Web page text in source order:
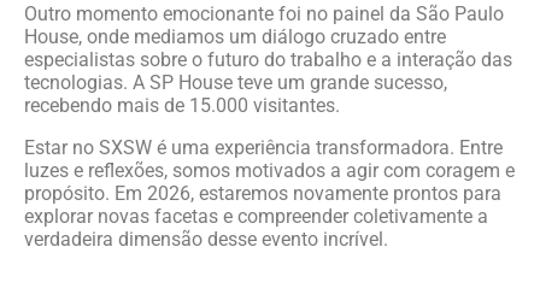
Outro momento emocionante foi no painel da São Paulo
House, onde mediamos um diálogo cruzado entre
especialistas sobre o futuro do trabalho e a interação das
tecnologias. A SP House teve um grande sucesso,
recebendo mais de 15.000 visitantes.
Estar no SXSW é uma experiência transformadora. Entre
luzes e reflexões, somos motivados a agir com coragem e
propósito. Em 2026, estaremos novamente prontos para
explorar novas facetas e compreender coletivamente a
verdadeira dimensão desse evento incrível.